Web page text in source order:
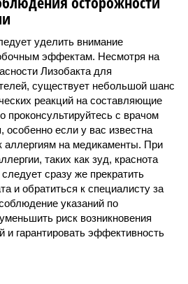
уделить внимание
эффектам. Несмотря на
Лизобакта для
существует небольшой шанс
реакций на составляющие
проконсультируйтесь с врачом
особенно если у вас известна
аллергиям на медикаменты. При
таких как зуд, краснота
сразу же прекратить
и обратиться к специалисту за
указаний по
риск возникновения
и гарантировать эффективность